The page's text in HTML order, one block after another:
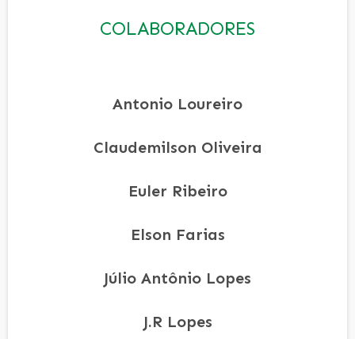
COLABORADORES
Antonio Loureiro
Claudemilson Oliveira
Euler Ribeiro
Elson Farias
Júlio Antônio Lopes
J.R Lopes